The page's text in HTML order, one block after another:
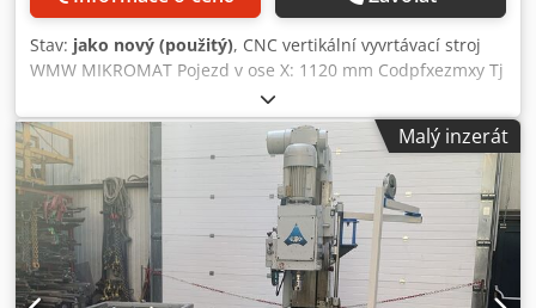
Stav: jako nový (použitý), CNC vertikální vyvrtávací stroj
WMW MIKROMAT Pojezd v ose X: 1120 mm Codpfxezmxy Tj
Ah Ieha Pojezd v ose Y: 710 mm Pojezd vřetena v ose Z: 315
mm Pojezd v ose W: 630 mm Řídicí systém: CNC NUM 1060
Vřeteno: Ø 125 mm Kužel: SA40 Otáčky: 36–2240 ot/min
Velikost stolu: 1400 x 900 mm Vzdálenost mezi sloupy: 1080
mm Max. vzdálenost čelo vřetena/stůl: 0–900 mm max Max.
přípustné zatížení stolu: 1000 kg max Samostatný elektrický
rozvaděč Stroj v roce 2000 repasován s řízením CN
NUM1060 Napětí: 380 V Rozměry (d x š x v): 4000 x 2460 x
3030 mm Hmotnost: cca 9 t
Malý inzerát